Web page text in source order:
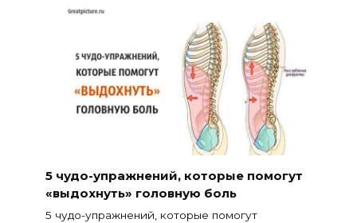
5 чудо-упражнений, которые помогут
«выдохнуть» головную боль
5 чудо-упражнений, которые помогут